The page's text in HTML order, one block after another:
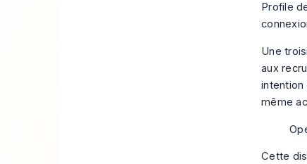
Profile
Une
aux
intention
même
Cette